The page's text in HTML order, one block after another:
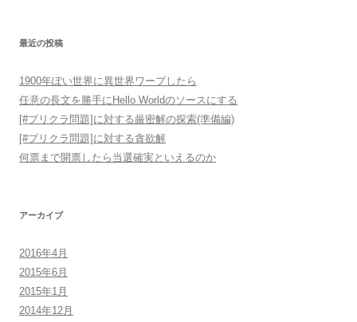
最近の投稿
1900年ぽい世界に異世界ワープしたら
任意の長文を勝手にHello Worldのソースにする
[#プリクラ問題]に対する厳密解の探索(準備編)
[#プリクラ問題]に対する貪欲解
何票まで開票したら当選確実といえるのか
アーカイブ
2016年4月
2015年6月
2015年1月
2014年12月